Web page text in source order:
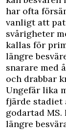
har ofta
vanligt att
svårigheter
kallas för
längre
snarare med
och drabbar
Ungefär lika
fjärde stadiet
godartad
längre